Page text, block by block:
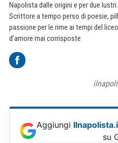
Napolista dalle origini e per due
Scrittore a tempo perso di poesie,
passione per le rime ai tempi del
d’amore mai corrisposte
Aggiungi
su